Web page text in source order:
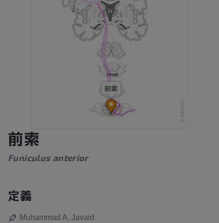
前索
Funiculus anterior
定義
Muhammad A. Javaid